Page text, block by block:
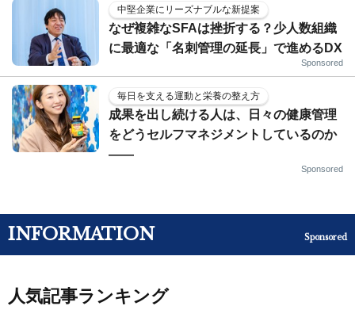
中堅企業にリーズナブルな新提案
なぜ複雑なSFAは挫折する？少人数組織
に最適な「名刺管理の延長」で進めるDX
Sponsored
毎日を支える運動と栄養の整え方
成果を出し続ける人は、日々の健康管理
をどうセルフマネジメントしているのか
——
Sponsored
INFORMATION Sponsored
人気記事ランキング